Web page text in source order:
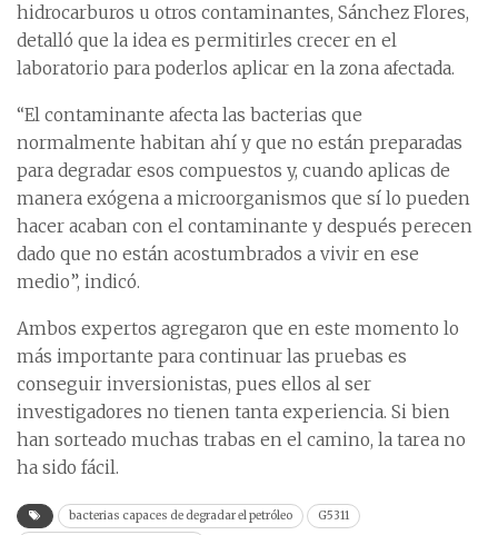
hidrocarburos u otros contaminantes, Sánchez Flores,
detalló que la idea es permitirles crecer en el
laboratorio para poderlos aplicar en la zona afectada.
“El contaminante afecta las bacterias que
normalmente habitan ahí y que no están preparadas
para degradar esos compuestos y, cuando aplicas de
manera exógena a microorganismos que sí lo pueden
hacer acaban con el contaminante y después perecen
dado que no están acostumbrados a vivir en ese
medio”, indicó.
Ambos expertos agregaron que en este momento lo
más importante para continuar las pruebas es
conseguir inversionistas, pues ellos al ser
investigadores no tienen tanta experiencia. Si bien
han sorteado muchas trabas en el camino, la tarea no
ha sido fácil.
bacterias capaces de degradar el petróleo
G5311